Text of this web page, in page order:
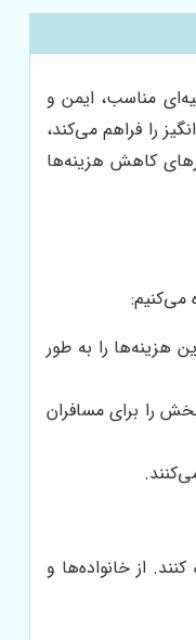
مناسب، ایمن و
را فراهم می‌کند،
کاهش هزینه‌ها
می‌کنیم:
هزینه‌ها را به طور
را برای مسافران
از خانواده‌ها و